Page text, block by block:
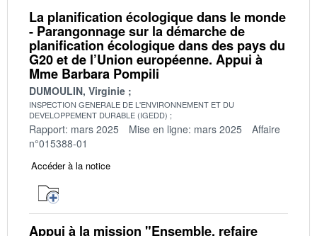
La planification écologique dans le monde
- Parangonnage sur la démarche de
planification écologique dans des pays du
G20 et de l’Union européenne. Appui à
Mme Barbara Pompili
DUMOULIN, Virginie
INSPECTION GENERALE DE L'ENVIRONNEMENT ET DU
DEVELOPPEMENT DURABLE (IGEDD)
Rapport: mars 2025 Mise en ligne: mars 2025
Affaire
n°015388-01
Accéder à la notice
Appui à la mission "Ensemble, refaire